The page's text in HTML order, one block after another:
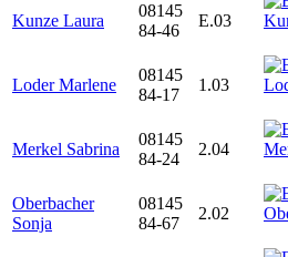
Kunze Laura
08145
84-46
E.03
Loder Marlene
08145
84-17
1.03
Merkel Sabrina
08145
84-24
2.04
Oberbacher
Sonja
08145
84-67
2.02